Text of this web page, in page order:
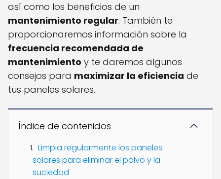
así como los beneficios de un
mantenimiento regular. También te
proporcionaremos información sobre la
frecuencia recomendada de
mantenimiento y te daremos algunos
consejos para maximizar la eficiencia de
tus paneles solares.
Índice de contenidos
Limpia regularmente los paneles
solares para eliminar el polvo y la
suciedad